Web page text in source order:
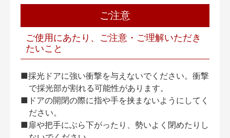
ご注意
ご使用にあたり、ご注意・ご理解いただき
たいこと
■採光ドアに強い衝撃を与えないでください。衝撃
で採光部が割れる可能性があります。
■ドアの開閉の際に指や手を挟まないようにしてく
ださい。
■扉や把手にぶら下がったり、勢いよく閉めたりし